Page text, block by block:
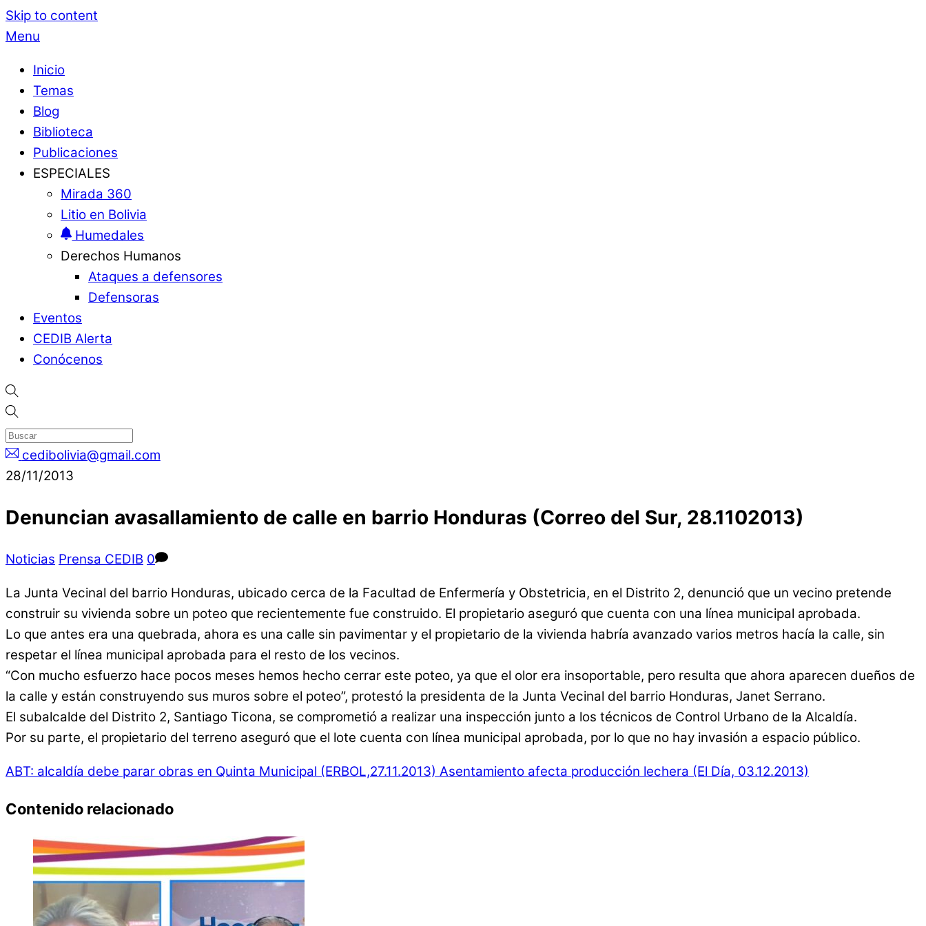
Skip to content
Menu
Inicio
Temas
Blog
Biblioteca
Publicaciones
ESPECIALES
Mirada 360
Litio en Bolivia
Humedales
Derechos Humanos
Ataques a defensores
Defensoras
Eventos
CEDIB Alerta
Conócenos
cedibolivia@gmail.com
28/11/2013
Denuncian avasallamiento de calle en barrio Honduras (Correo del Sur, 28.1102013)
Noticias Prensa CEDIB 0
La Junta Vecinal del barrio Honduras, ubicado cerca de la Facultad de Enfermería y Obstetricia, en el Distrito 2, denunció que un vecino pretende
construir su vivienda sobre un poteo que recientemente fue construido. El propietario aseguró que cuenta con una línea municipal aprobada.
Lo que antes era una quebrada, ahora es una calle sin pavimentar y el propietario de la vivienda habría avanzado varios metros hacía la calle, sin
respetar el línea municipal aprobada para el resto de los vecinos.
“Con mucho esfuerzo hace pocos meses hemos hecho cerrar este poteo, ya que el olor era insoportable, pero resulta que ahora aparecen dueños de
la calle y están construyendo sus muros sobre el poteo”, protestó la presidenta de la Junta Vecinal del barrio Honduras, Janet Serrano.
El subalcalde del Distrito 2, Santiago Ticona, se comprometió a realizar una inspección junto a los técnicos de Control Urbano de la Alcaldía.
Por su parte, el propietario del terreno aseguró que el lote cuenta con línea municipal aprobada, por lo que no hay invasión a espacio público.
ABT: alcaldía debe parar obras en Quinta Municipal (ERBOL,27.11.2013) Asentamiento afecta producción lechera (El Día, 03.12.2013)
Contenido relacionado